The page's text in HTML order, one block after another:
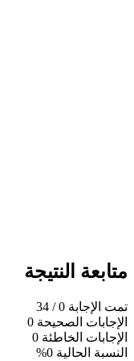
متابعة النتيجة
تمت الإجابة 0
/ 34
الإجابات الصحيحة 0
الإجابات الخاطئة 0
النسبة الحالية 0%